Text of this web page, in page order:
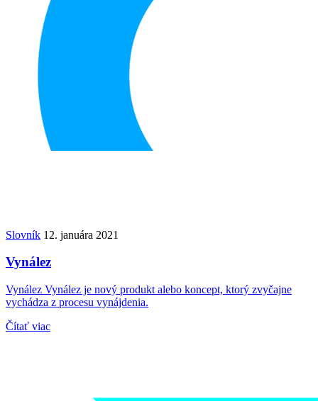
Slovník 12. januára 2021
Vynález
Vynález Vynález je nový produkt alebo koncept, ktorý zvyčajne
vychádza z procesu vynájdenia.
Čítať viac